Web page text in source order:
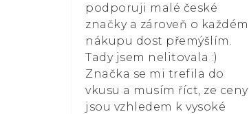
podporuji malé české
značky a zároveň o každém
nákupu dost přemýšlím.
Tady jsem nelitovala :)
Značka se mi trefila do
vkusu a musím říct, ze ceny
jsou vzhledem k vysoké